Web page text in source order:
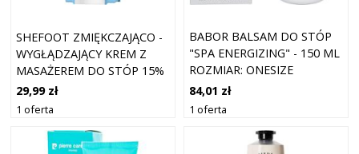
SHEFOOT ZMIĘKCZAJĄCO -
WYGŁĄDZAJĄCY KREM Z
MASAŻEREM DO STÓP 15%
MOCZNIKA
29,99 zł
1 oferta
BABOR BALSAM DO STÓP
"SPA ENERGIZING" - 150 ML
ROZMIAR: ONESIZE
84,01 zł
1 oferta